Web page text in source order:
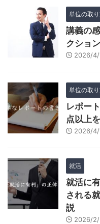
単位の取
講義の
クショ
2026/4/
単位の取
レポー
点以上
2026/4/
就活
就活に
される
説
2026/